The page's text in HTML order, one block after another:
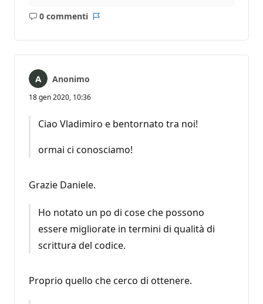
0 commenti
Nessun
Anonimo
18 gen 2020, 10:36
Ciao Vladimiro e bentornato tra noi!
ormai ci conosciamo!
Grazie Daniele.
Ho notato un po di cose che possono
essere migliorate in termini di qualità di
scrittura del codice.
Proprio quello che cerco di ottenere.